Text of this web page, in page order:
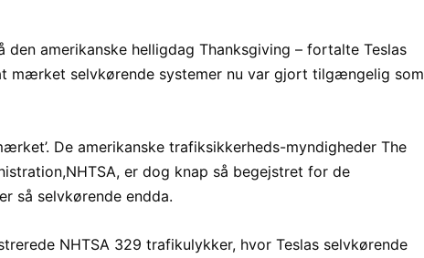
amerikanske helligdag Thanksgiving – fortalte Teslas
mærket selvkørende systemer nu var gjort tilgængelig som
De amerikanske trafiksikkerheds-myndigheder The
er dog knap så begejstret for de
så selvkørende endda.
NHTSA 329 trafikulykker, hvor Teslas selvkørende